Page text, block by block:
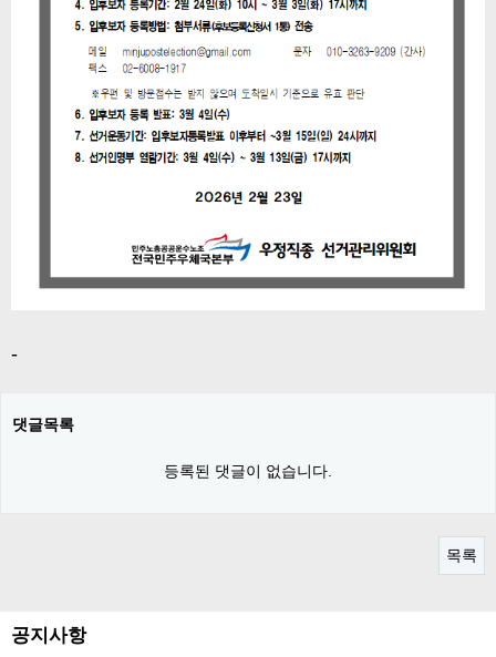
-
댓글목록
등록된 댓글이 없습니다.
목록
공지사항